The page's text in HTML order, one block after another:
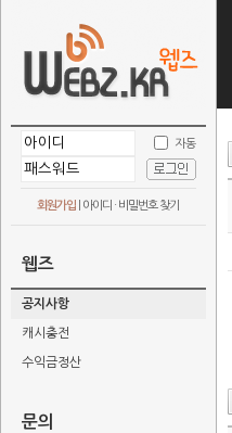
자동
회원가입 아이디 · 비밀번호 찾기
웹즈
공지사항
캐시충전
수익금정산
문의